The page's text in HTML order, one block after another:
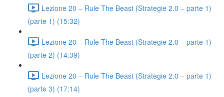
Lezione 20 – Rule The Beast (Strategie 2.0 – parte 1)
(parte 1) (15:32)
Lezione 20 – Rule The Beast (Strategie 2.0 – parte 1)
(parte 2) (14:39)
Lezione 20 – Rule The Beast (Strategie 2.0 – parte 1)
(parte 3) (17:14)